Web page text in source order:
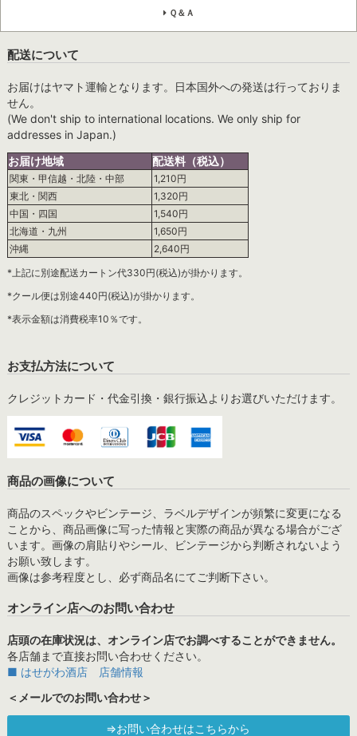
Ｑ＆Ａ
配送について
お届けはヤマト運輸となります。日本国外への発送は行っておりま
せん。
(We don't ship to international locations. We only ship for
addresses in Japan.)
お届け地域
配送料（税込）
関東・甲信越・北陸・中部
1,210円
東北・関西
1,320円
中国・四国
1,540円
北海道・九州
1,650円
沖縄
2,640円
*上記に別途配送カートン代330円(税込)が掛かります。
*クール便は別途440円(税込)が掛かります。
*表示金額は消費税率10％です。
お支払方法について
クレジットカード・代金引換・銀行振込よりお選びいただけます。
商品の画像について
商品のスペックやビンテージ、ラベルデザインが頻繁に変更になる
ことから、商品画像に写った情報と実際の商品が異なる場合がござ
います。画像の肩貼りやシール、ビンテージから判断されないよう
お願い致します。
画像は参考程度とし、必ず商品名にてご判断下さい。
オンライン店へのお問い合わせ
店頭の在庫状況は、オンライン店でお調べすることができません。
各店舗まで直接お問い合わせください。
■ はせがわ酒店 店舗情報
＜メールでのお問い合わせ＞
⇒お問い合わせはこちらから